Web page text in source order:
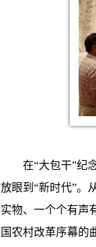
在“大包干”纪
放眼到“新时代”。
实物、一个个有声
国农村改革序幕的